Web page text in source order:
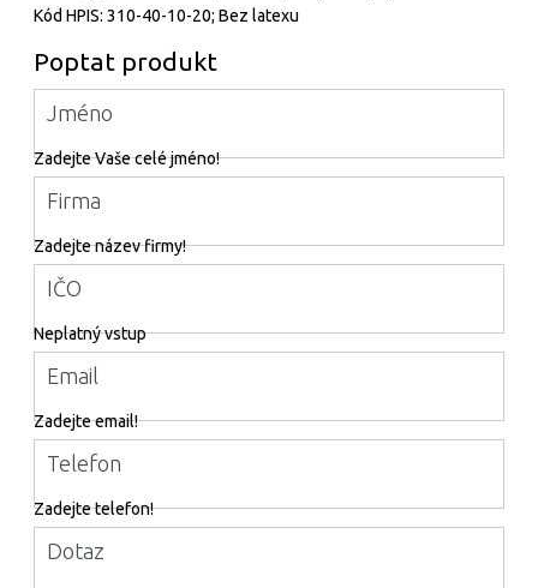
Kód HPIS: 310-40-10-20; Bez latexu
Poptat produkt
Jméno
Zadejte Vaše celé jméno!
Firma
Zadejte název firmy!
IČO
Neplatný vstup
Email
Zadejte email!
Telefon
Zadejte telefon!
Dotaz